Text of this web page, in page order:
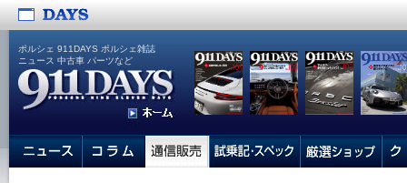
ポルシェ 911DAYS ポルシェ雑誌
ニュース 中古車 パーツなど